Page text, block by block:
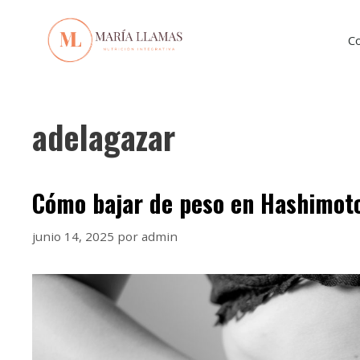
adelagazar
Cómo bajar de peso en
junio 14, 2025 por admin